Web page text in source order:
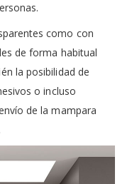
como con
de forma habitual
la posibilidad de
o incluso
de la mampara